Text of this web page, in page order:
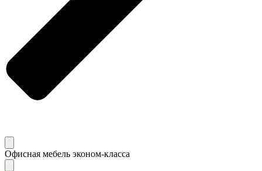
Офисная мебель эконом-класса